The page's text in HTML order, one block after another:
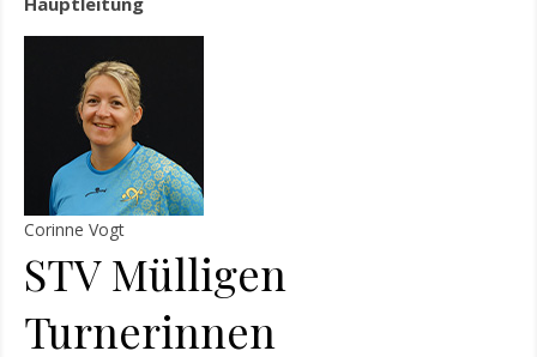
Corinne Vogt
STV Mülligen
Turnerinnen